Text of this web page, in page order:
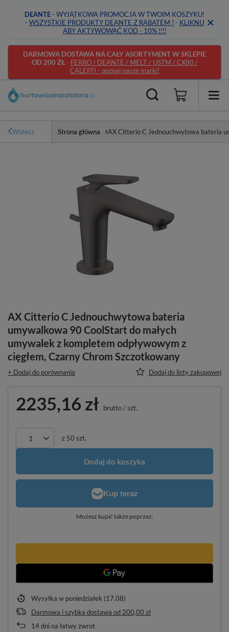
DEANTE- WYJĄTKOWA PROMOCJA W TWOIM KOSZYKU!
- WSZYSTKIE PRODUKTY DEANTE Z RABATEM ! - KLIKNIJ
ABY AKTYWOWAĆ KOD - 10% !!!!
DARMOWA DOSTAWA NA CAŁY ASORTYMENT W SKLEPIE
OD 200 ZŁ- FERRO / DEANTE / MELT / USTM / CX80 /
CALEFFI - poznaj nasze marki!
Wstecz Strona główna AX Citterio C Jednouchwytowa bateria
AX Citterio C Jednouchwytowa bateria
umywalkowa 90 CoolStart do małych
umywalek z kompletem odpływowym z
cięgłem, Czarny Chrom Szczotkowany
+ Dodaj do porównania Dodaj do listy zakupowej
2235,16 zł brutto/szt.
z 50 szt.
Dodaj do koszyka
Możesz kupić także poprzez:
Wysyłka w poniedziałek (17.08)
Darmowa i szybka dostawa od200,00 zł
14dni na łatwy zwrot